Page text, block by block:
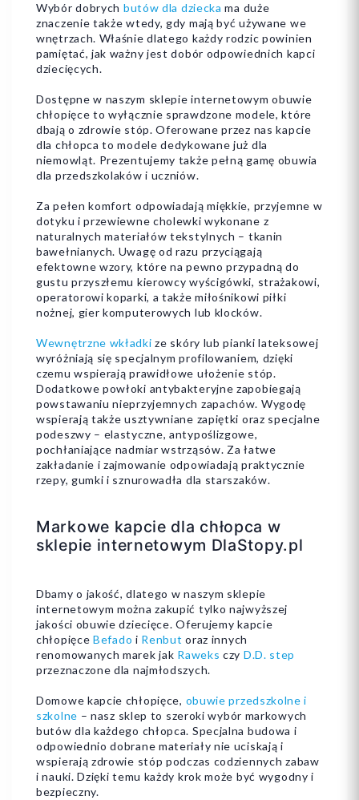
Wybór dobrych butów dla dziecka ma duże
znaczenie także wtedy, gdy mają być używane we
wnętrzach. Właśnie dlatego każdy rodzic powinien
pamiętać, jak ważny jest dobór odpowiednich kapci
dziecięcych.
Dostępne w naszym sklepie internetowym obuwie
chłopięce to wyłącznie sprawdzone modele, które
dbają o zdrowie stóp. Oferowane przez nas kapcie
dla chłopca to modele dedykowane już dla
niemowląt. Prezentujemy także pełną gamę obuwia
dla przedszkolaków i uczniów.
Za pełen komfort odpowiadają miękkie, przyjemne w
dotyku i przewiewne cholewki wykonane z
naturalnych materiałów tekstylnych – tkanin
bawełnianych. Uwagę od razu przyciągają
efektowne wzory, które na pewno przypadną do
gustu przyszłemu kierowcy wyścigówki, strażakowi,
operatorowi koparki, a także miłośnikowi piłki
nożnej, gier komputerowych lub klocków.
Wewnętrzne wkładki ze skóry lub pianki lateksowej
wyróżniają się specjalnym profilowaniem, dzięki
czemu wspierają prawidłowe ułożenie stóp.
Dodatkowe powłoki antybakteryjne zapobiegają
powstawaniu nieprzyjemnych zapachów. Wygodę
wspierają także usztywniane zapiętki oraz specjalne
podeszwy – elastyczne, antypoślizgowe,
pochłaniające nadmiar wstrząsów. Za łatwe
zakładanie i zajmowanie odpowiadają praktycznie
rzepy, gumki i sznurowadła dla starszaków.
Markowe kapcie dla chłopca w
sklepie internetowym DlaStopy.pl
Dbamy o jakość, dlatego w naszym sklepie
internetowym można zakupić tylko najwyższej
jakości obuwie dziecięce. Oferujemy kapcie
chłopięce Befado i Renbut oraz innych
renomowanych marek jak Raweks czy D.D. step
przeznaczone dla najmłodszych.
Domowe kapcie chłopięce, obuwie przedszkolne i
szkolne – nasz sklep to szeroki wybór markowych
butów dla każdego chłopca. Specjalna budowa i
odpowiednio dobrane materiały nie uciskają i
wspierają zdrowie stóp podczas codziennych zabaw
i nauki. Dzięki temu każdy krok może być wygodny i
bezpieczny.